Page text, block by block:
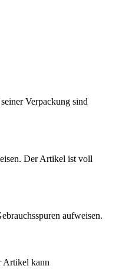
Verpackung sind
Der Artikel ist voll
aufweisen.
Artikel kann